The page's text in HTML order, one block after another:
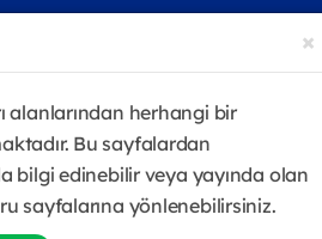
& gelişim programı Future
Halen katılmak isteyenler
×
alanlarından herhangi bir
Bu sayfalardan
bilgi edinebilir veya yayında olan
sayfalarına yönlenebilirsiniz.